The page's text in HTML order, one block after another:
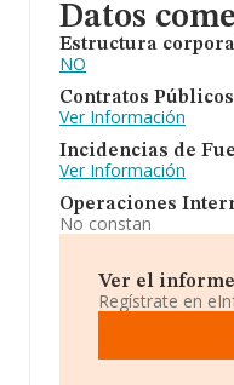
Datos
Estructura
NO
Contratos
Ver Información
Incidencias de
Ver Información
Operaciones
No constan
Ver el
Regístrate en